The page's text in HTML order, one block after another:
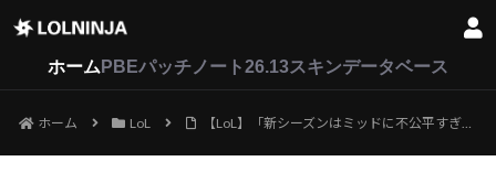
ホーム PBEパッチノート26.13スキンデータベース
ホーム LoL 【LoL】「新シーズンはミッドに不公平すぎる」- レーンクエストに対するミッドレーナーの悲痛な叫び